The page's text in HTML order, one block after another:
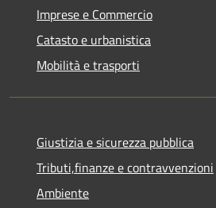
Imprese e Commercio
Catasto e urbanistica
Mobilità e trasporti
Giustizia e sicurezza pubblica
Tributi,finanze e contravvenzioni
Ambiente